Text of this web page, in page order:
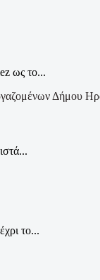
ως το...
το...